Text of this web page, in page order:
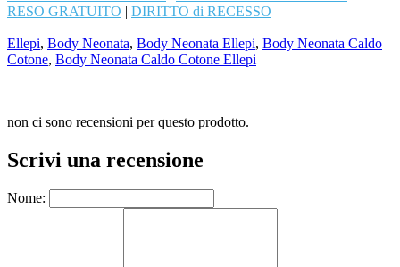
RESO GRATUITO | DIRITTO di RECESSO
Ellepi, Body Neonata, Body Neonata Ellepi, Body Neonata Caldo
Cotone, Body Neonata Caldo Cotone Ellepi
non ci sono recensioni per questo prodotto.
Scrivi una recensione
Nome: